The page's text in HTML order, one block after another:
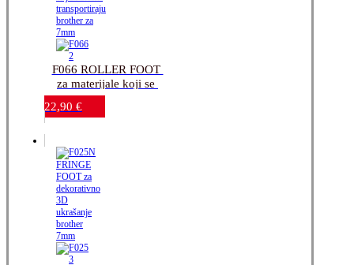
F066 ROLLER FOOT
za materijale koji se
teško transportiraju-
brother za 7mm
22,90 €